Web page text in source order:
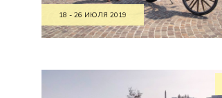
18 - 26 ИЮЛЯ 2019